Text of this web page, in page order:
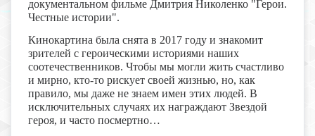
документальном фильме Дмитрия Николенко "Герои.
Честные истории".
Кинокартина была снята в 2017 году и знакомит
зрителей с героическими историями наших
соотечественников. Чтобы мы могли жить счастливо
и мирно, кто-то рискует своей жизнью, но, как
правило, мы даже не знаем имен этих людей. В
исключительных случаях их награждают Звездой
героя, и часто посмертно…